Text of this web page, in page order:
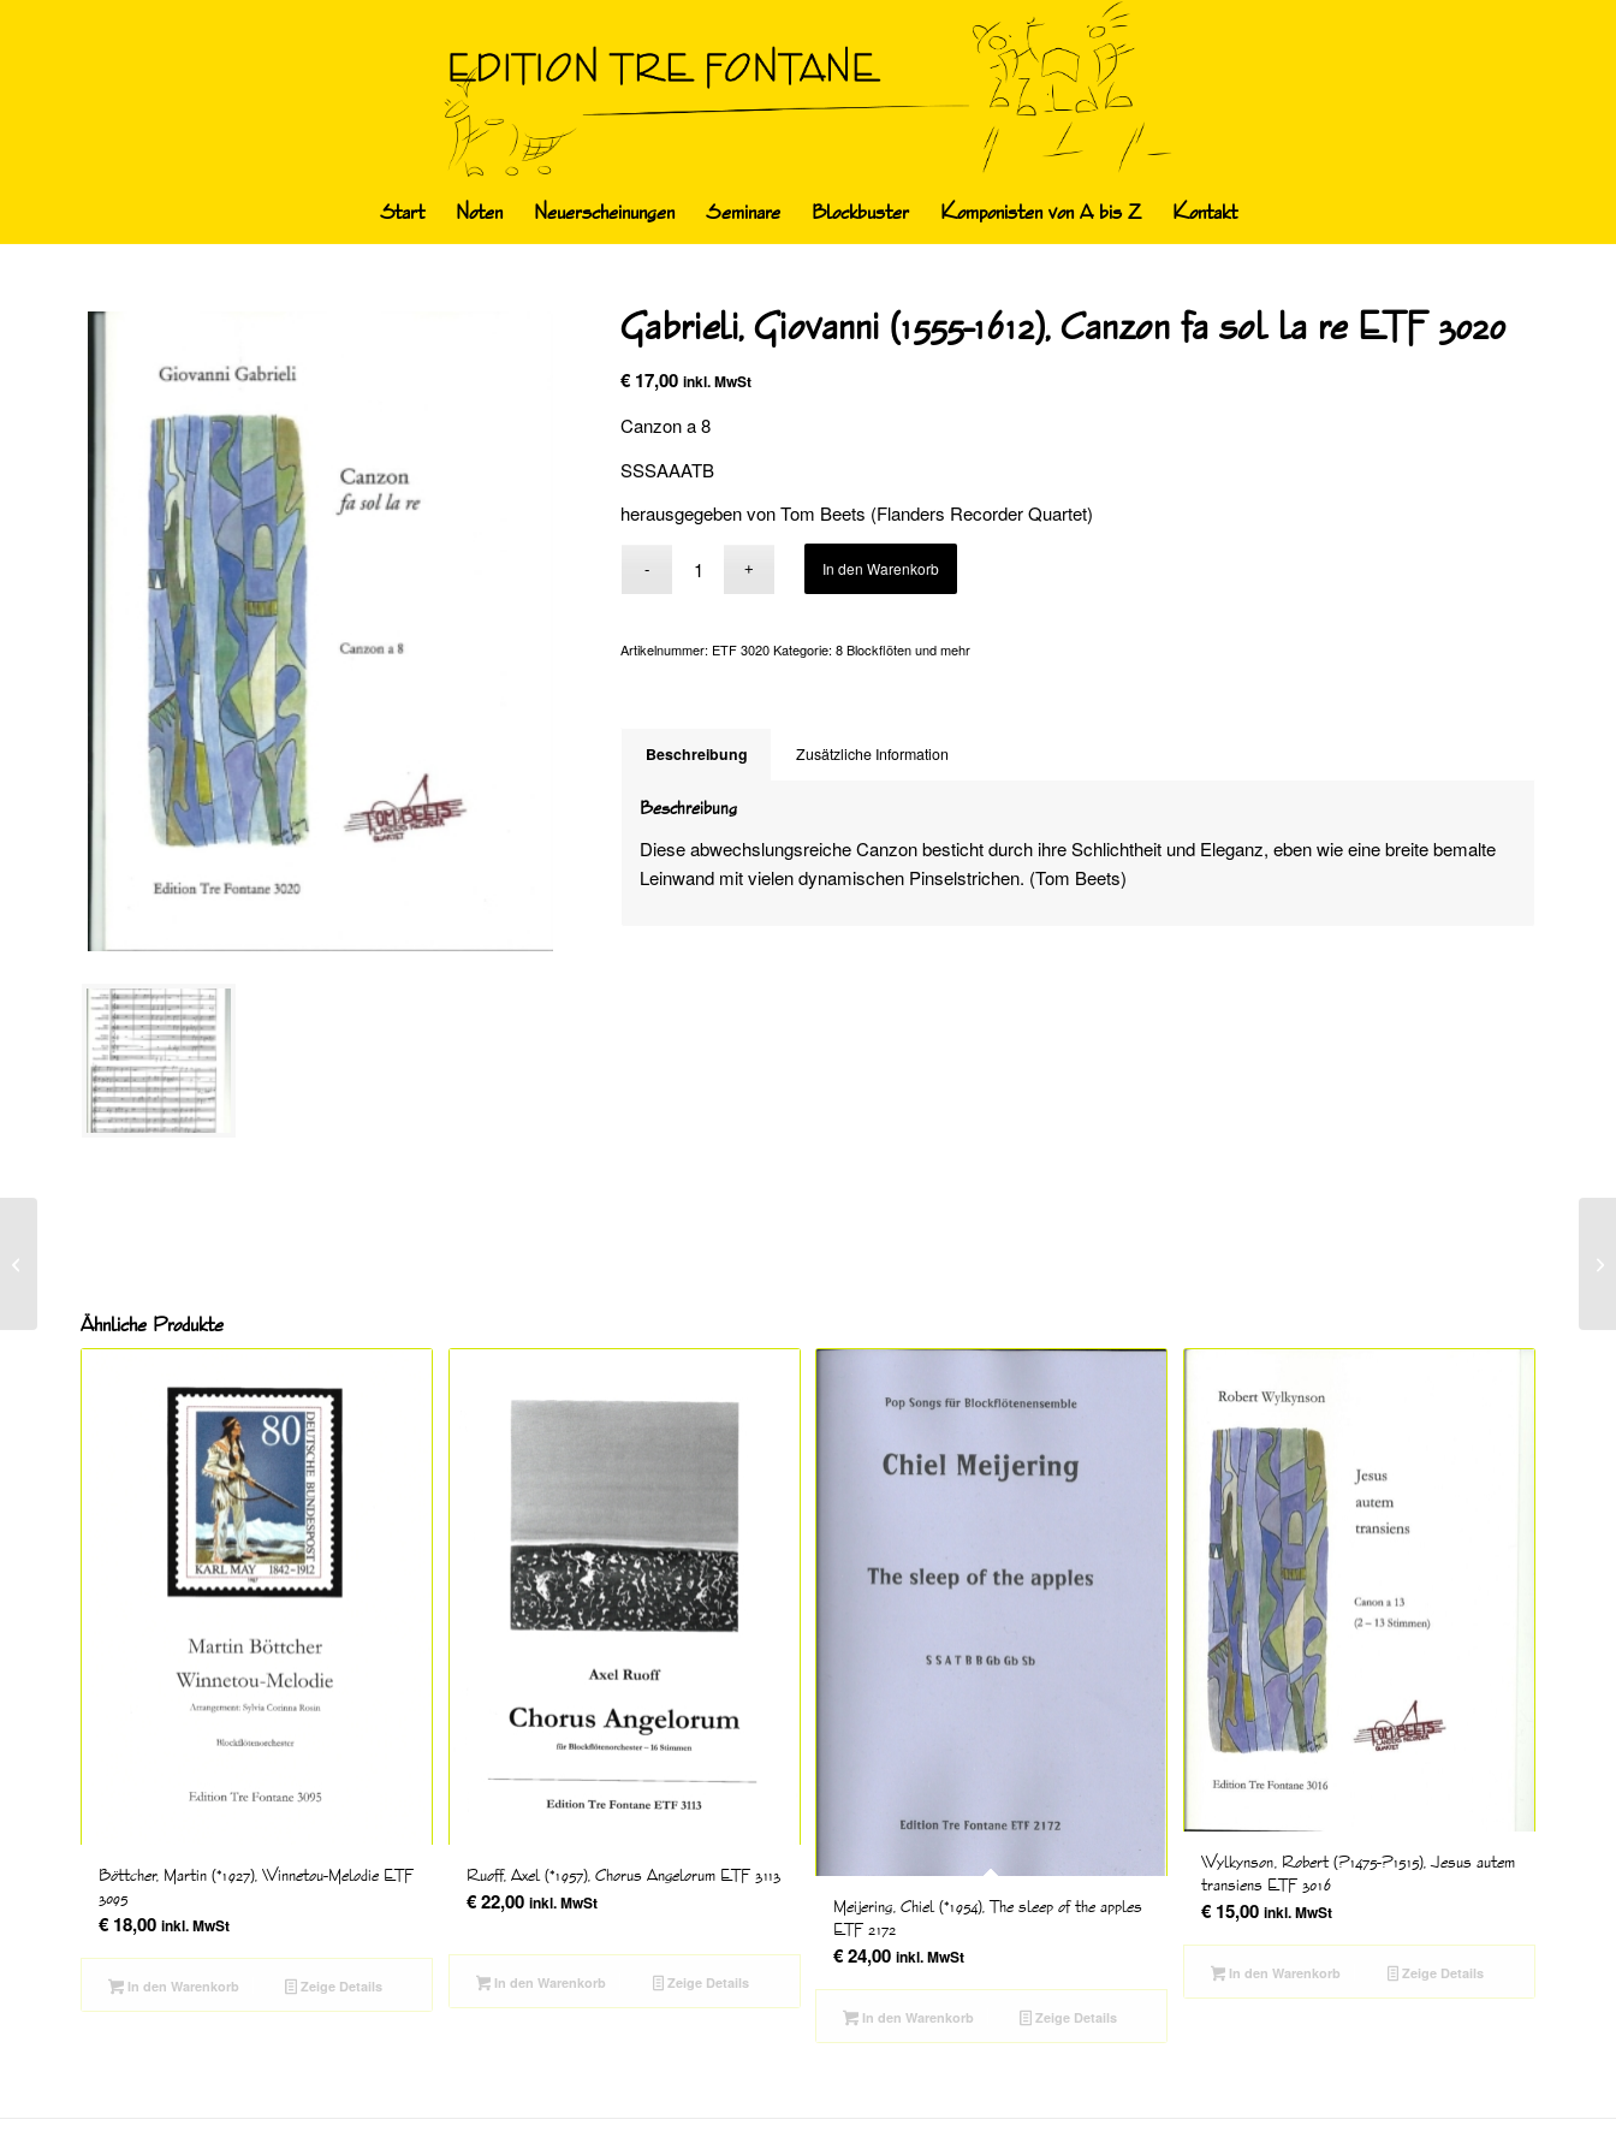
Start Noten Neuerscheinungen Seminare Blockbuster Komponisten von A bis Z Kontakt
Gabrieli, Giovanni (1555-1612), Canzon fa sol la re ETF 3020
€ 17,00 inkl. MwSt
Canzon a 8
SSSAAATB
herausgegeben von Tom Beets (Flanders Recorder Quartet)
In den Warenkorb
Artikelnummer: ETF 3020 Kategorie:8 Blockflöten und mehr
Beschreibung Zusätzliche Information
Beschreibung
Diese abwechslungsreiche Canzon besticht durch ihre Schlichtheit und Eleganz, eben wie eine breite bemalte
Leinwand mit vielen dynamischen Pinselstrichen. (Tom Beets)
Ähnliche Produkte
Böttcher, Martin (*1927), Winnetou-Melodie ETF
3095
€ 18,00 inkl. MwSt
In den Warenkorb Zeige Details
Ruoff, Axel (*1957), Chorus Angelorum ETF 3113
€22,00 inkl. MwSt
In den Warenkorb Zeige Details
Meijering, Chiel (*1954), The sleep of the apples
ETF 2172
€24,00 inkl. MwSt
In den Warenkorb Zeige Details
Wylkynson, Robert (?1475-?1515), Jesus autem
transiens ETF 3016
€15,00 inkl. MwSt
In den Warenkorb Zeige Details